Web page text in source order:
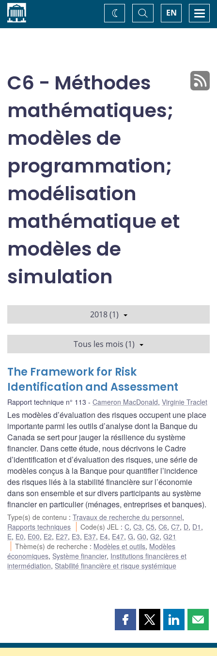
Accueil EN
Basculer
la
recherche
Changez
de
C6 - Méthodes
mathématiques;
modèles de
programmation;
modélisation
mathématique et
modèles de
simulation
2018 (1)
Tous les mois (1)
The Framework for Risk
Identification and Assessment
Rapport technique n° 113 Cameron MacDonald, Virginie Traclet
Les modèles d’évaluation des risques occupent une place
importante parmi les outils d’analyse dont la Banque du
Canada se sert pour jauger la résilience du système
financier. Dans cette étude, nous décrivons le Cadre
d’identification et d’évaluation des risques, une série de
modèles conçus à la Banque pour quantifier l’incidence
des risques liés à la stabilité financière sur l’économie
dans son ensemble et sur divers participants au système
financier en particulier (ménages, entreprises et banques).
Type(s) de contenu : Travaux de recherche du personnel,
Rapports techniques
Code(s) JEL :C,C3,C5,C6,C7, D, D1 ,
E, E0, E00, E2, E27, E3, E37, E4, E47, G, G0, G2, G21
Thème(s) de recherche : Modèles et outils, Modèles
économiques, Système financier, Institutions financières et
intermédiation, Stabilité financière et risque systémique
Partager
page
Partager
page
Partager
page page